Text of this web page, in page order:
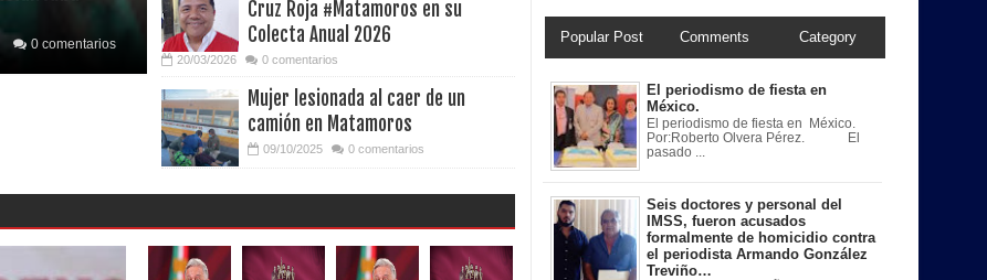
0 comentarios
Cruz Roja #Matamoros en su
Colecta Anual 2026
20/03/2026 0 comentarios
Mujer lesionada al caer de un
camión en Matamoros
09/10/2025 0 comentarios
Popular Post Comments Category
El periodismo de fiesta en
México.
El periodismo de fiesta en México.
Por:Roberto Olvera Pérez. El
pasado ...
Seis doctores y personal del
IMSS, fueron acusados
formalmente de homicidio contra
el periodista Armando González
Treviño…